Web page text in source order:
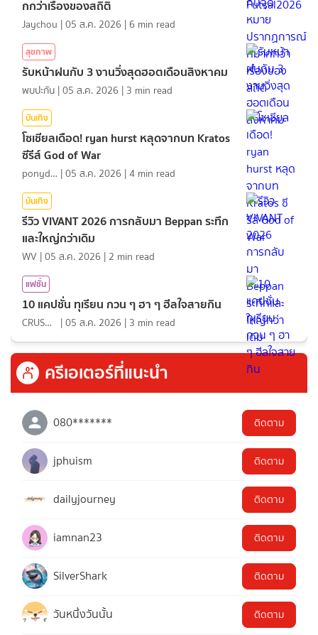
กกว่าเรื่องของสถิติ
Jaychou |05 ส.ค. 2026 | 6 min read
สุขภาพ
รับหน้าฝนกับ 3 งานวิ่งสุดฮอตเดือนสิงหาคม
พบปะกัน |05 ส.ค. 2026 | 3 min read
บันเทิง
โซเชียลเดือด! ryan hurst หลุดจากบท Kratos
ซีรีส์ God of War
ponydiary |05 ส.ค. 2026 |4 min read
บันเทิง
รีวิว VIVANT 2026 การกลับมา Beppan ระทึก
และใหญ่กว่าเดิม
WV |05 ส.ค. 2026 | 2 min read
แฟชั่น
10 แคปชั่น ทุเรียน กวน ๆ ฮา ๆ ฮีลใจสายกิน
CRUSHที่แปลว่าแอบชอบ |05 ส.ค. 2026 | 3 min read
ครีเอเตอร์ที่แนะนำ
080******* ติดตาม
jphuism ติดตาม
dailyjourney ติดตาม
iamnan23 ติดตาม
SilverShark ติดตาม
วันหนึ่งวันนั้น ติดตาม